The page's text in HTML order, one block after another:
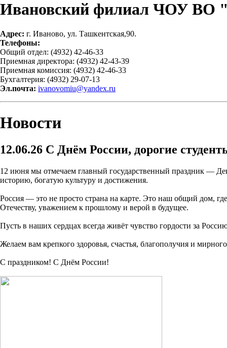
Ивановский филиал ЧОУ ВО
Адрес: г. Иваново, ул. Ташкентская,90.
Телефоны:
Общий отдел: (4932) 42-46-33
Приемная директора: (4932) 42-43-39
Приемная комиссия: (4932) 42-46-33
Бухгалтерия: (4932) 29-07-13
Эл.почта: ivanovomiu@yandex.ru
Новости
12.06.26 С Днём России, дорогие
12 июня мы отмечаем главный государственный праздник —
историю, богатую культуру и достижения.
Россия — это не просто страна на карте. Это наш общий дом,
Отечеству, уважением к прошлому и верой в будущее.
Пусть в наших сердцах всегда живёт чувство гордости за
Желаем вам крепкого здоровья, счастья, благополучия и
С праздником! С Днём России!